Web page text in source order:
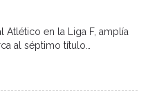
Atlético en la Liga F, amplía
al séptimo título